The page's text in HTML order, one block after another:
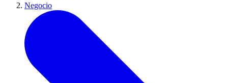
Negocio